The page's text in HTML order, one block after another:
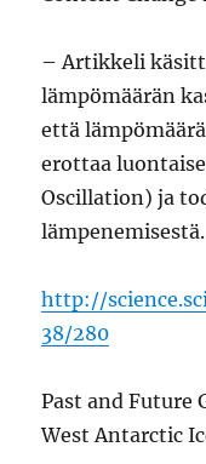
– Artikkeli
lämpömäärän
että
erottaa
Oscillation) ja
lämpenemisestä.
http://
38/280
Past and Future
West Antarctic